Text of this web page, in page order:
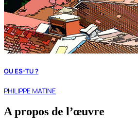
OU ES-TU ?
PHILIPPE MATINE
A propos de l’œuvre